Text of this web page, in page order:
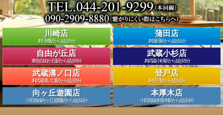
川崎店
JR川崎駅から徒歩5分
蒲田店
JR蒲田駅から徒歩1分
自由が丘店
東急自由が丘駅から徒歩5分
武蔵小杉店
JR武蔵小杉駅から徒歩5分
武蔵溝ノ口店
JR武蔵溝ノ口駅から徒歩5分
登戸店
JR登戸駅から徒歩2分
向ヶ丘遊園店
小田急線向ヶ丘遊園駅から徒歩2分
本厚木店
小田急線本厚木駅から徒歩3分